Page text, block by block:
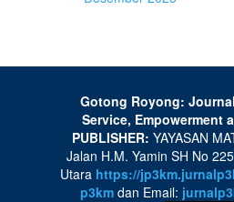
Gotong Royong:
Service, Empowerment
PUBLISHER: YAYASAN
Jalan H.M. Yamin SH No
Utara https://
p3kmdan Email: